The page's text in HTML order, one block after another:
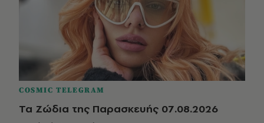
COSMIC TELEGRAM
Τα Ζώδια της Παρασκευής 07.08.2026